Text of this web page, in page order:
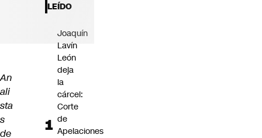
An
ali
sta
s
de
LEÍDO
Joaquín
Lavín
León
deja
la
cárcel:
Corte
de
Apelaciones